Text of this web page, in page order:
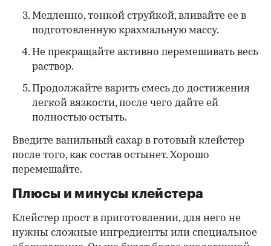
Медленно, тонкой струйкой, вливайте ее в
подготовленную крахмальную массу.
Не прекращайте активно перемешивать весь
раствор.
Продолжайте варить смесь до достижения
легкой вязкости, после чего дайте ей
полностью остыть.
Введите ванильный сахар в готовый клейстер
после того, как состав остынет. Хорошо
перемешайте.
Плюсы и минусы клейстера
Клейстер прост в приготовлении, для него не
нужны сложные ингредиенты или специальное